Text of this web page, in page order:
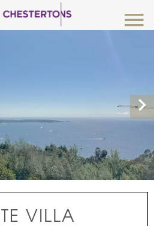
VILLA